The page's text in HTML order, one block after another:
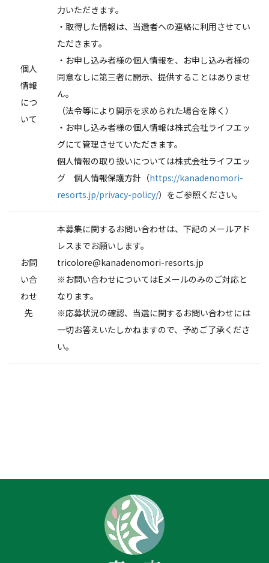
個人
情報
につ
いて
力いただきます。
・取得した情報は、当選者への連絡に利用させてい
ただきます。
・お申し込み者様の個人情報を、お申し込み者様の
同意なしに第三者に開示、提供することはありませ
ん。
（法令等により開示を求められた場合を除く）
・お申し込み者様の個人情報は株式会社ライフエッ
グにて管理させていただきます。
個人情報の取り扱いについては株式会社ライフエッ
グ 個人情報保護方針（https://kanadenomori-
resorts.jp/privacy-policy/）をご参照ください。
お問
い合
わせ
先
本募集に関するお問い合わせは、下記のメールアド
レスまでお願いします。
tricolore@kanadenomori-resorts.jp
※お問い合わせについてはEメールのみのご対応と
なります。
※応募状況の確認、当選に関するお問い合わせには
一切お答えいたしかねますので、予めご了承くださ
い。